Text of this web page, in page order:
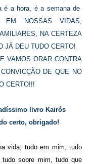
é a hora, é a semana de
NOSSAS VIDAS,
NA CERTEZA
JÁ DEU TUDO CERTO!
VAMOS ORAR CONTRA
DE QUE NO
CERTO!!!
livro Kairós
certo, obrigado!
vida, tudo em mim, tudo
sobre mim, tudo que